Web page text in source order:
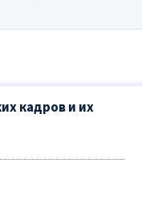
кадров и их